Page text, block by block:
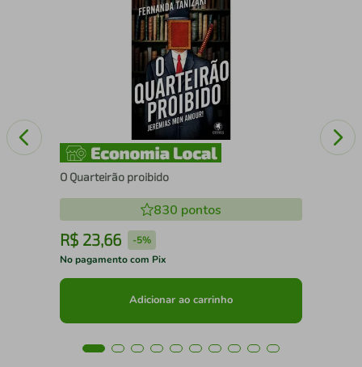
O Quarteirão proibido
830 pontos
R$ 23,66 -5%
No pagamento com Pix
Adicionar ao carrinho